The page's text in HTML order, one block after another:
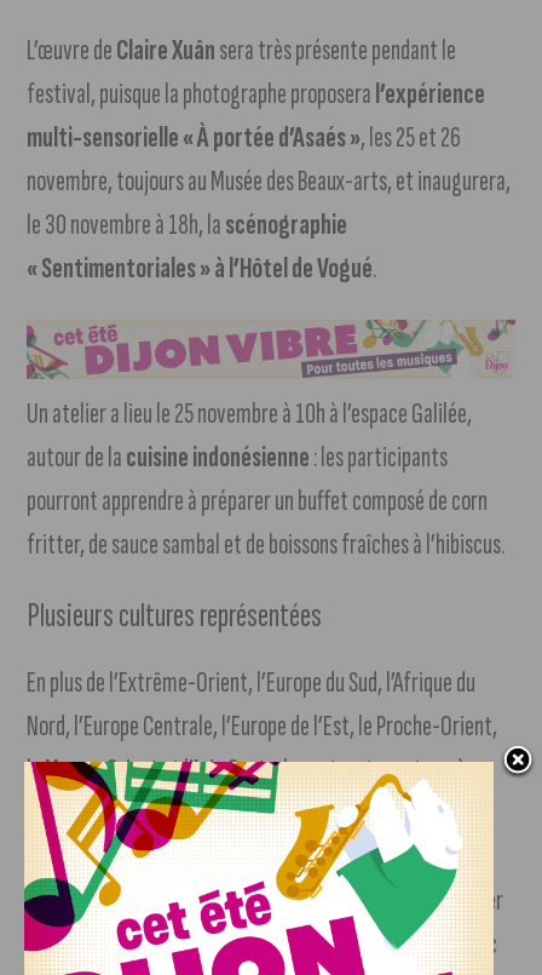
L’œuvre deClaire Xuânsera très présente pendant le
festival, puisque la photographe proposeral’expérience
multi-sensorielle « À portée d’Asaés », les 25 et 26
novembre, toujours au Musée des Beaux-arts, et inaugurera,
le 30 novembre à 18h, lascénographie
« Sentimentoriales » à l’Hôtel de Vogué.
Un atelier a lieu le 25 novembre à 10h à l’espace Galilée,
autour de lacuisine indonésienne: les participants
pourront apprendre à préparer un buffet composé de corn
fritter, de sauce sambal et de boissons fraîches à l’hibiscus.
Plusieurs cultures représentées
En plus de l’Extrême-Orient, l’Europe du Sud, l’Afrique du
Nord, l’Europe Centrale, l’Europe de l’Est, le Proche-Orient,
le Moyen-Orient et l’Asie Centrale sont, entre autres, à
l’honneur de la 23e édition du festival Les Nuits d’Orient à
travers diverses manifestations littéraires, musicales,
scéniques, photographiques, gastronomiques, etc… À noter
que le 8 décembre, Dijon se mettra à l’heure musicale avec